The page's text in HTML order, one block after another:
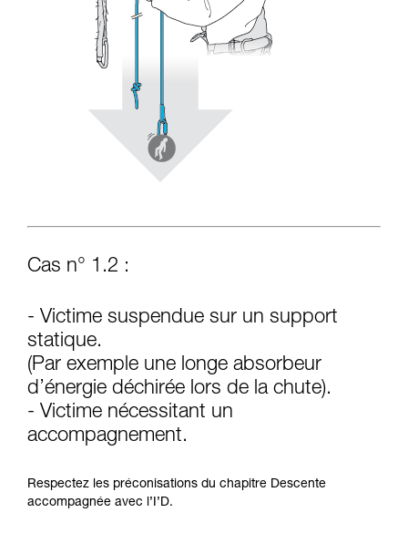
Cas n° 1.2 :
- Victime suspendue sur un support
statique.
(Par exemple une longe absorbeur
d’énergie déchirée lors de la chute).
- Victime nécessitant un
accompagnement.
Respectez les préconisations du chapitre Descente
accompagnée avec l’I’D.